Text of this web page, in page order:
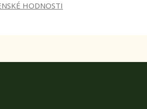
HODNOSTI